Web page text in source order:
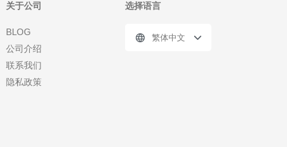
关于公司
BLOG
公司介绍
联系我们
隐私政策
选择语言
繁体中文